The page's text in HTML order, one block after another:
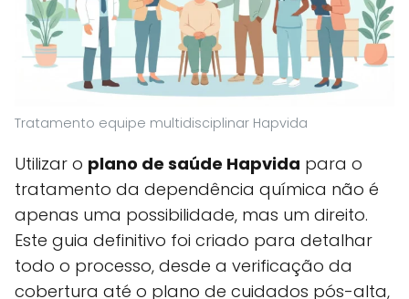
Tratamento equipe multidisciplinar Hapvida
Utilizar o plano de saúde Hapvida para o
tratamento da dependência química não é
apenas uma possibilidade, mas um direito.
Este guia definitivo foi criado para detalhar
todo o processo, desde a verificação da
cobertura até o plano de cuidados pós-alta,